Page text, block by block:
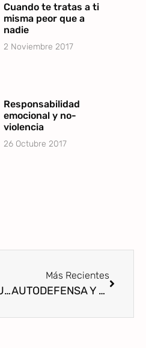
Cuando te tratas a ti
misma peor que a
nadie
2 Noviembre 2017
Responsabilidad
emocional y no-
violencia
26 Octubre 2017
NO ESPERES A QUE SE ROMPA
Más Recientes
AUTODEFENSA Y CONFUSIÓN